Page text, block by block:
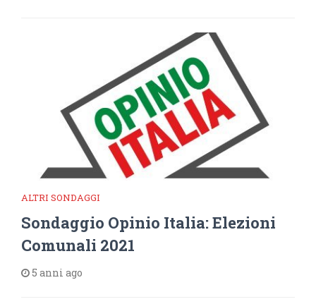
ALTRI SONDAGGI
Sondaggio Opinio Italia: Elezioni
Comunali 2021
5 anni ago